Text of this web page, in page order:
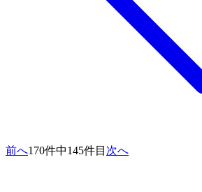
前へ170件中145件目 次へ